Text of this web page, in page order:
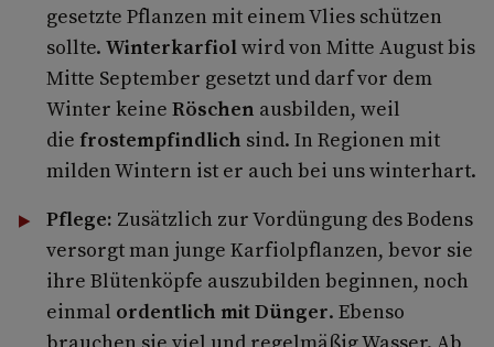
gesetzte Pflanzen mit einem Vlies schützen
sollte. Winterkarfiolwird von Mitte August bis
Mitte September gesetzt und darf vor dem
Winter keine Röschen ausbilden, weil
die frostempfindlich sind. In Regionen mit
milden Wintern ist er auch bei uns winterhart.
Pflege: Zusätzlich zur Vordüngung des Bodens
versorgt man junge Karfiolpflanzen, bevor sie
ihre Blütenköpfe auszubilden beginnen, noch
einmal ordentlich mit Dünger. Ebenso